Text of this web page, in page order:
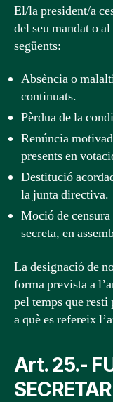
El/la president/a
del seu mandat o
següents:
Absència o
continuats.
Pèrdua de la
Renúncia
presents en
Destitució
la junta directiva.
Moció de
secreta, en
La designació de
forma prevista a
pel temps que resti
a què es refereix
Art. 25.-